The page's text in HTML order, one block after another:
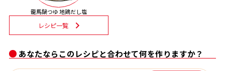
龍馬鍋つゆ 地鶏だし塩
レシピ一覧
あなたならこのレシピと合わせて何を作りますか？